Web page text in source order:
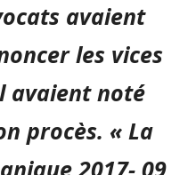
avaient
les vices
avaient noté
procès. « La